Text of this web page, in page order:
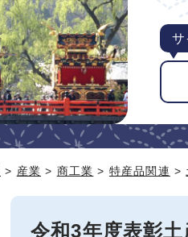
サ
> 産業 > 商工業 > 特産品関連 >
令和3年度表彰土